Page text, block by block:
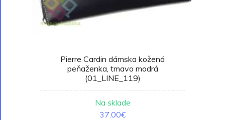
Pierre Cardin dámska kožená
peňaženka, tmavo modrá
(01_LINE_119)
Na sklade
37.00€